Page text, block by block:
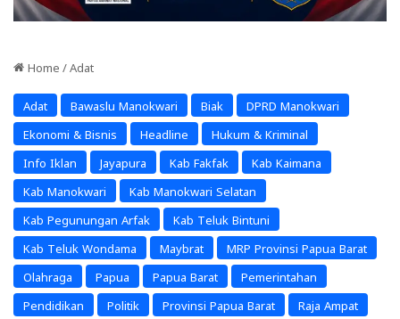
Home / Adat
Adat Bawaslu Manokwari Biak DPRD Manokwari
Ekonomi & Bisnis Headline Hukum & Kriminal
Info Iklan Jayapura Kab Fakfak Kab Kaimana
Kab Manokwari Kab Manokwari Selatan
Kab Pegunungan Arfak Kab Teluk Bintuni
Kab Teluk Wondama Maybrat MRP Provinsi Papua Barat
Olahraga Papua Papua Barat Pemerintahan
Pendidikan Politik Provinsi Papua Barat Raja Ampat